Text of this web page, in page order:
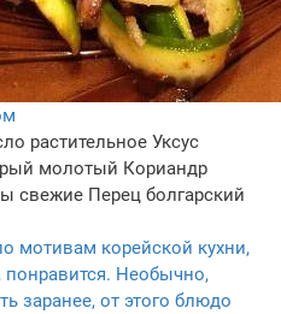
растительное Уксус
молотый Кориандр
свежие Перец болгарский
мотивам корейской кухни,
понравится. Необычно,
заранее, от этого блюдо